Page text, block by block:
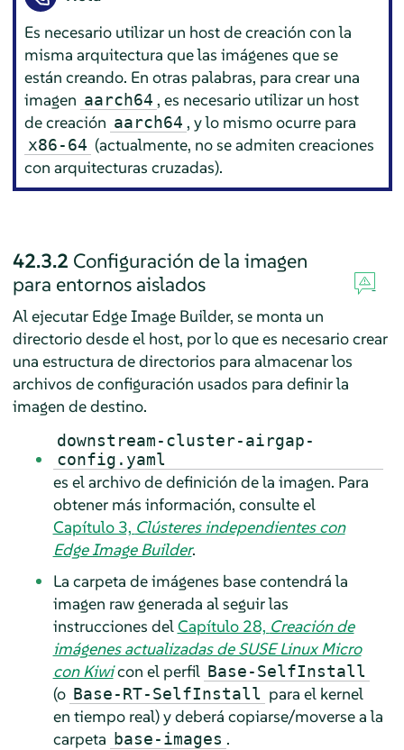
Es necesario utilizar un host de creación con la
misma arquitectura que las imágenes que se
están creando. En otras palabras, para crear una
imagen aarch64 , es necesario utilizar un host
de creación aarch64 , y lo mismo ocurre para
x86-64 (actualmente, no se admiten creaciones
con arquitecturas cruzadas).
42.3.2 Configuración de la imagen
para entornos aislados
Al ejecutar Edge Image Builder, se monta un
directorio desde el host, por lo que es necesario crear
una estructura de directorios para almacenar los
archivos de configuración usados para definir la
imagen de destino.
downstream-cluster-airgap-
config.yaml
es el archivo de definición de la imagen. Para
obtener más información, consulte el
Capítulo 3, Clústeres independientes con
Edge Image Builder.
La carpeta de imágenes base contendrá la
imagen raw generada al seguir las
instrucciones delCapítulo 28, Creación de
imágenes actualizadas de SUSE Linux Micro
con Kiwicon el perfil Base-SelfInstall
(o Base-RT-SelfInstall para el kernel
en tiempo real) y deberá copiarse/moverse a la
carpeta base-images .